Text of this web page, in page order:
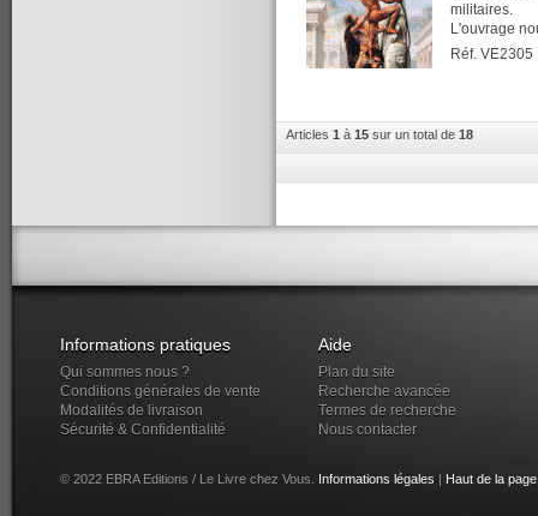
militaires.
L'ouvrage
Réf. VE2305
Articles 1 à 15 sur un total de 18
Informations pratiques
Qui sommes nous ?
Conditions générales de vente
Modalités de livraison
Sécurité & Confidentialité
Aide
Plan du site
Recherche avancée
Termes de recherche
Nous contacter
© 2022 EBRA Editions / Le Livre chez Vous. Informations légales Haut de la page